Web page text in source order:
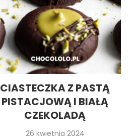
CIASTECZKA Z PASTĄ
PISTACJOWĄ I BIAŁĄ
CZEKOLADĄ
26 kwietnia 2024